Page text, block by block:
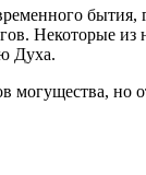
бытия,
Некоторые
Духа.
могущества, но